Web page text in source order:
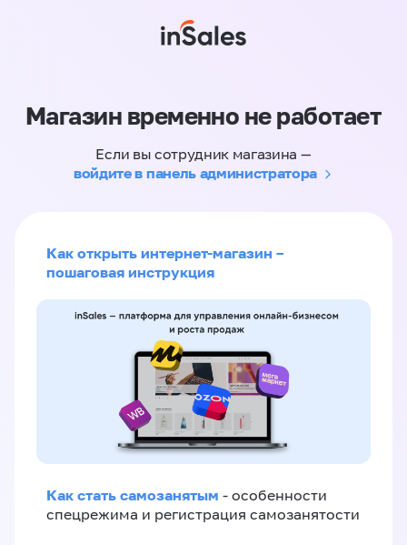
Магазин временно не работает
Если вы сотрудник магазина —
войдите в панель администратора
Как открыть интернет-магазин –
пошаговая инструкция
Как стать самозанятым - особенности
спецрежима и регистрация самозанятости